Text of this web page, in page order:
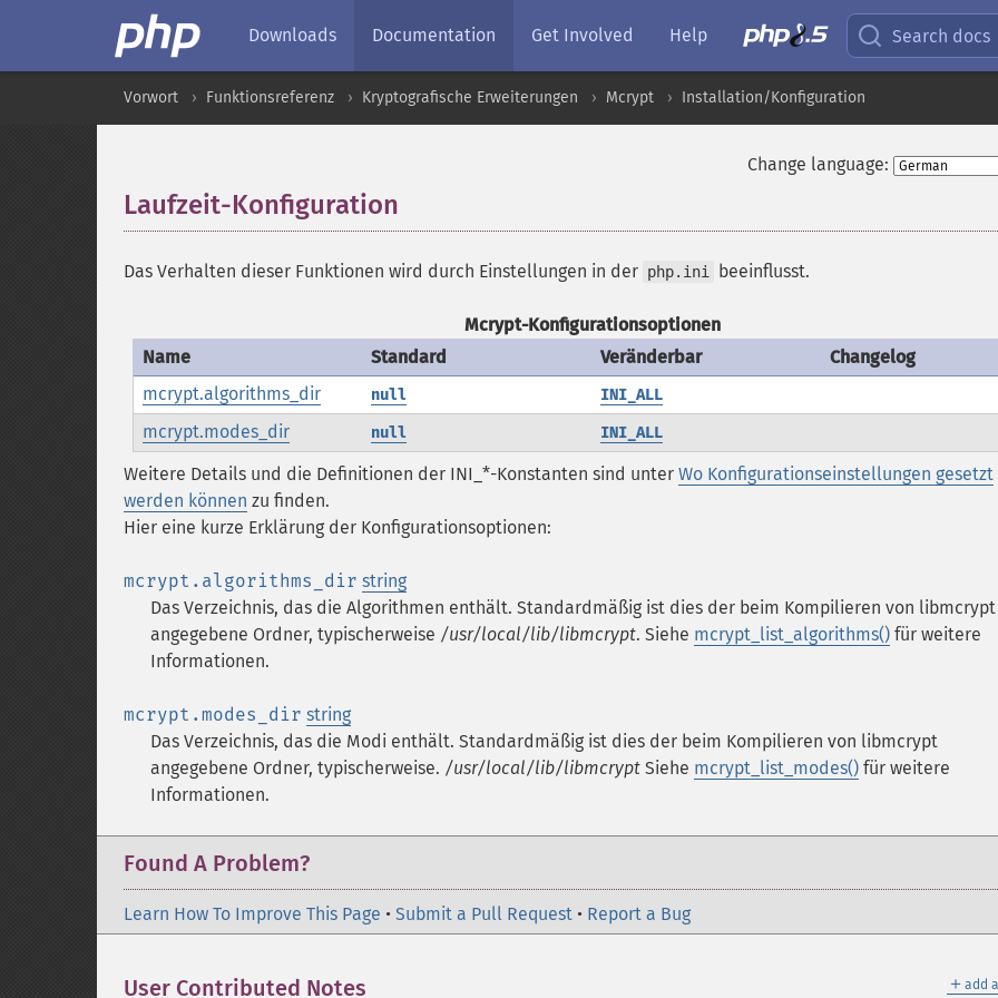
Downloads Documentation Get Involved Help Search docs
Vorwort Funktionsreferenz Kryptografische Erweiterungen Mcrypt Installation/Konfiguration
Change language:
Laufzeit-Konfiguration
Das Verhalten dieser Funktionen wird durch Einstellungen in der php.ini beeinflusst.
Mcrypt-Konfigurationsoptionen
Name
Standard Veränderbar
Changelog
mcrypt.algorithms_dir
null INI_ALL
mcrypt.modes_dir null INI_ALL
Weitere Details und die Definitionen der INI_*-Konstanten sind unter Wo Konfigurationseinstellungen gesetzt
werden können zu finden.
Hier eine kurze Erklärung der Konfigurationsoptionen:
mcrypt.algorithms_dir string
Das Verzeichnis, das die Algorithmen enthält. Standardmäßig ist dies der beim Kompilieren von libmcrypt
angegebene Ordner, typischerweise /usr/local/lib/libmcrypt. Siehe mcrypt_list_algorithms() für weitere
Informationen.
mcrypt.modes_dir string
Das Verzeichnis, das die Modi enthält. Standardmäßig ist dies der beim Kompilieren von libmcrypt
angegebene Ordner, typischerweise. /usr/local/lib/libmcrypt Siehe mcrypt_list_modes() für weitere
Informationen.
Found A Problem?
Learn How To Improve This Page • Submit a Pull Request • Report a Bug
＋ add
User Contributed Notes